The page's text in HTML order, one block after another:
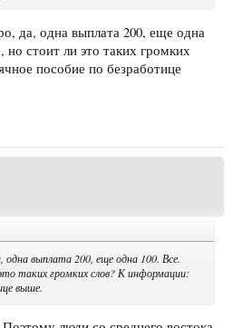
да, одна выплата 200, еще одна
стоит ли это таких громких
пособие по безработице
одна выплата 200, еще одна 100. Все.
таких громких слов? К информации:
выше.